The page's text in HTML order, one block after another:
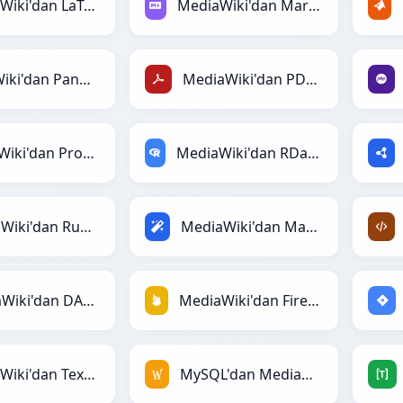
MediaWiki'dan LaTeX'ye MediaWiki'dan Markdown'ye
MediaWiki'dan PandasDataFrame'ye MediaWiki'dan PDF'ye
MediaWiki'dan Protobuf'ye MediaWiki'dan RDataFrame'ye
MediaWiki'dan Ruby'ye MediaWiki'dan Magic'ye
MediaWiki'dan DAX'ye MediaWiki'dan Firebase'ye
MediaWiki'dan Textile'ye MySQL'dan MediaWiki'ye